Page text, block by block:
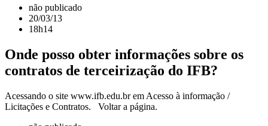
não publicado
20/03/13
18h14
Onde posso obter informações sobre os
contratos de terceirização do IFB?
Acessando o site www.ifb.edu.br em Acesso à informação /
Licitações e Contratos. Voltar a página.